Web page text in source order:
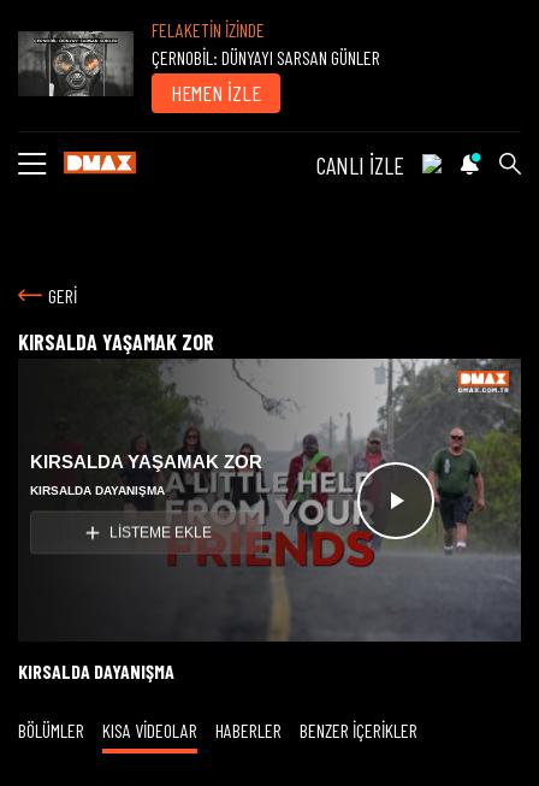
FELAKETİN İZİNDE
ÇERNOBİL: DÜNYAYI SARSAN GÜNLER
HEMEN İZLE
CANLI İZLE
GERİ
KIRSALDA YAŞAMAK ZOR
Videoyu
KIRSALDA YAŞAMAK ZOR
KIRSALDA DAYANIŞMA
LİSTEME EKLE
KIRSALDA DAYANIŞMA
BÖLÜMLER KISA VİDEOLAR HABERLER BENZER İÇERİKLER